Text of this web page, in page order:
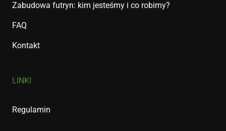
Zabudowa futryn: kim jesteśmy i co robimy?
FAQ
Kontakt
LINKI
Regulamin